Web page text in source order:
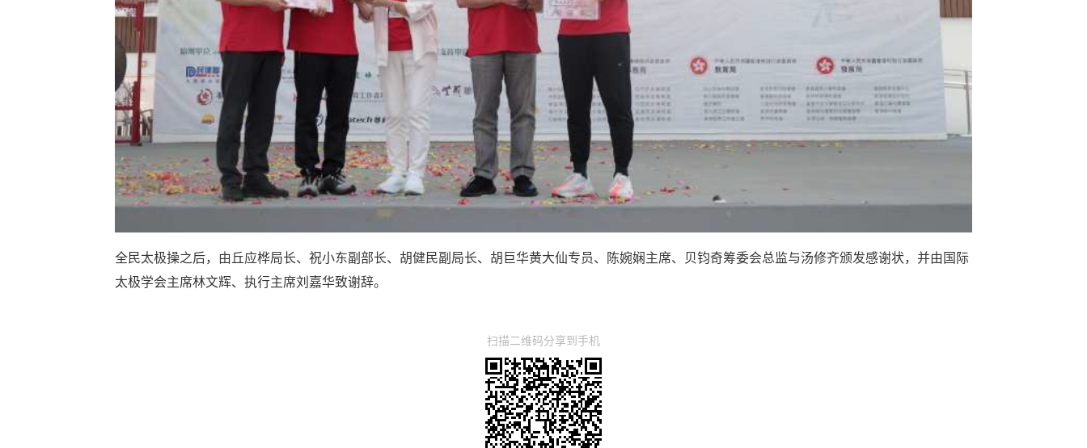
全民太极操之后，由丘应桦局长、祝小东副部长、胡健民副局长、胡巨华黄大仙专员、陈婉娴主席、贝钧奇筹委会总监与汤修齐颁发感谢状，并由国际
太极学会主席林文辉、执行主席刘嘉华致谢辞。
扫描二维码分享到手机